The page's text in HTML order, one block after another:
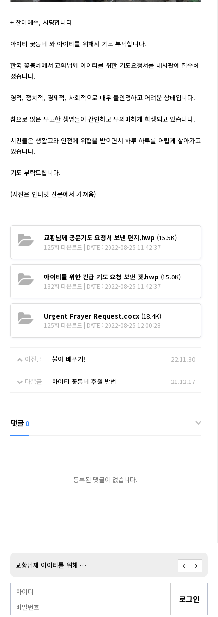
+ 찬미예수, 사랑합니다.
아이티 꽃동네 와 아이티를 위해서 기도 부탁합니다.
한국 꽃동네에서 교화님께 아이티를 위한 기도요청서를 대사관에 접수하
셨습니다.
영적, 정치적, 경제적, 사회적으로 매우 불안정하고 어려운 상태입니다.
참으로 많은 무고한 생명들이 잔인하고 무의미하게 희생되고 있습니다.
시민들은 생활고와 안전에 위협을 받으면서 하루 하루를 어렵게 살아가고
있습니다.
기도 부탁드립니다.
(사진은 인터넷 신문에서 가져옴)
교황님께 공문기도 요청서 보낸 편지.hwp (15.5K)
125회 다운로드 | DATE : 2022-08-25 11:42:37
아이티를 위한 긴급 기도 요청 보낸 것.hwp (15.0K)
132회 다운로드 | DATE : 2022-08-25 11:42:37
Urgent Prayer Request.docx (18.4K)
125회 다운로드 | DATE : 2022-08-25 12:00:28
이전글 불어 배우기! 22.11.30
다음글 아이티 꽃동네 후원 방법 21.12.17
댓글 0
등록된 댓글이 없습니다.
교황님께 아이티를 위해 …